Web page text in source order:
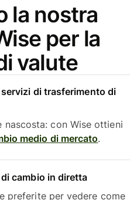
la nostra
per la
valute
di trasferimento di
nascosta: con Wise ottieni
medio di mercato.
cambio in diretta
preferite per vedere come